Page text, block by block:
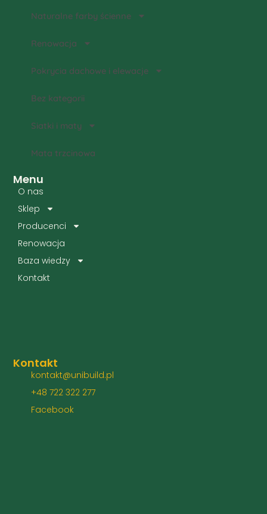
Menu
O nas
Sklep
Producenci
Renowacja
Baza wiedzy
Kontakt
Naturalne farby ścienne
Renowacja
Pokrycia dachowe i elewacje
Bez kategorii
Siatki i maty
Mata trzcinowa
Kontakt
kontakt@unibuild.pl
+48 722 322 277
Facebook